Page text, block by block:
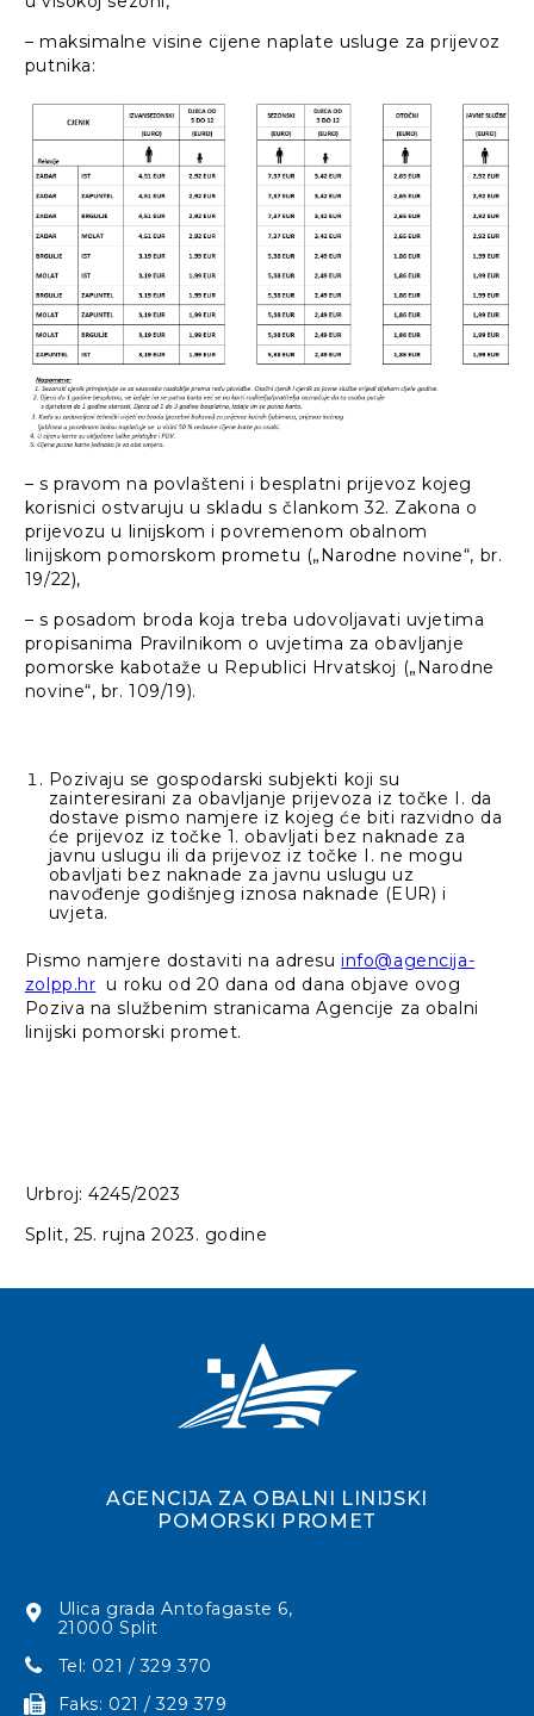
– maksimalne visine cijene naplate usluge za prijevoz
putnika:
– s pravom na povlašteni i besplatni prijevoz kojeg
korisnici ostvaruju u skladu s člankom 32. Zakona o
prijevozu u linijskom i povremenom obalnom
linijskom pomorskom prometu („Narodne novine“, br.
19/22),
– s posadom broda koja treba udovoljavati uvjetima
propisanima Pravilnikom o uvjetima za obavljanje
pomorske kabotaže u Republici Hrvatskoj („Narodne
novine“, br. 109/19).
Pozivaju se gospodarski subjekti koji su
zainteresirani za obavljanje prijevoza iz točke I. da
dostave pismo namjere iz kojeg će biti razvidno da
će prijevoz iz točke 1. obavljati bez naknade za
javnu uslugu ili da prijevoz iz točke I. ne mogu
obavljati bez naknade za javnu uslugu uz
navođenje godišnjeg iznosa naknade (EUR) i
uvjeta.
Pismo namjere dostaviti na adresuinfo@agencija-
zolpp.hr u roku od 20 dana od dana objave ovog
Poziva na službenim stranicama Agencije za obalni
linijski pomorski promet.
Urbroj: 4245/2023
Split, 25. rujna 2023. godine
AGENCIJA ZA OBALNI LINIJSKI
POMORSKI PROMET
Ulica grada Antofagaste 6,
21000 Split
Tel: 021 / 329 370
Faks: 021 / 329 379